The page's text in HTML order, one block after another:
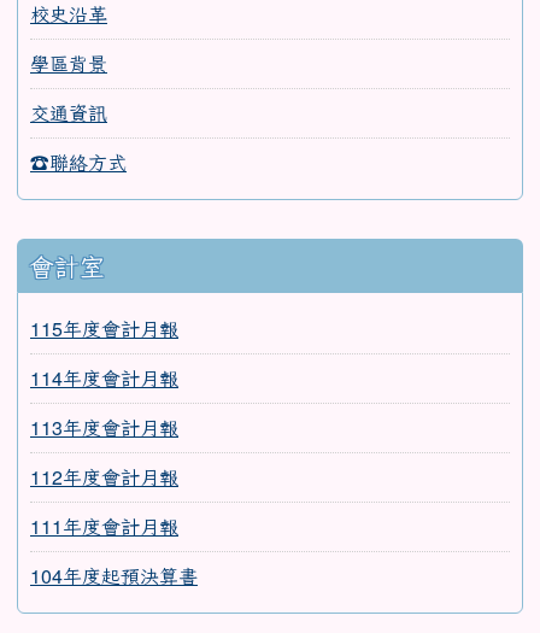
校史沿革
學區背景
交通資訊
☎聯絡方式
會計室
115年度會計月報
114年度會計月報
113年度會計月報
112年度會計月報
111年度會計月報
104年度起預決算書